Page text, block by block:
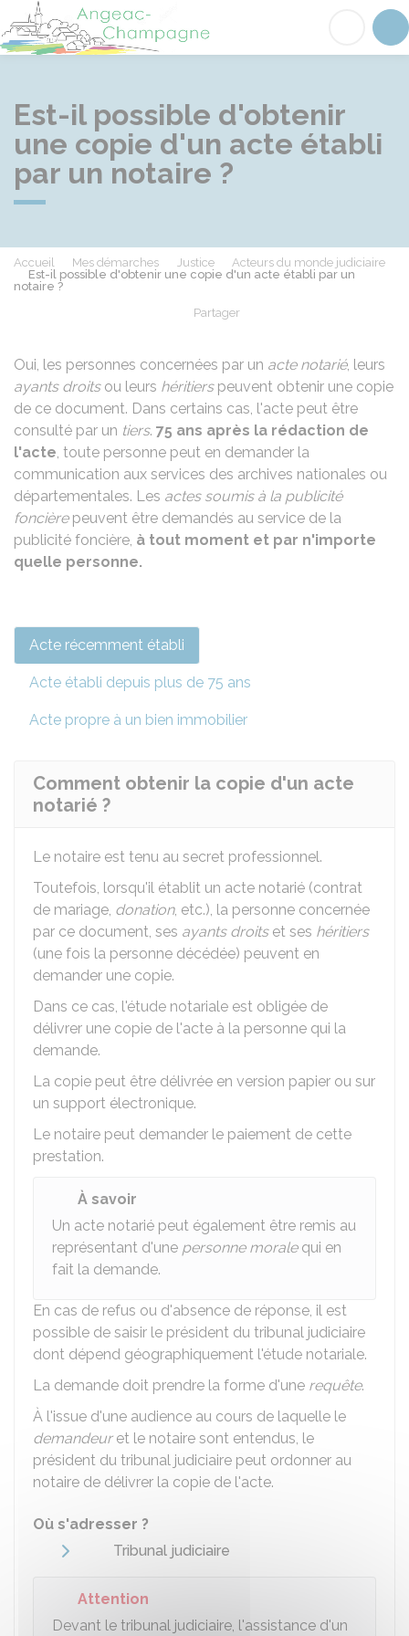
Angeac-Champagne
Est-il possible d'obtenir
une copie d'un acte établi
par un notaire ?
Accueil Mes démarches Justice
Acteurs du monde judiciaire
Est-il possible d'obtenir une copie d'un acte établi par un
notaire ?
Partager
Oui, les personnes concernées par un acte notarié, leurs
ayants droitsou leurs héritierspeuvent obtenir une copie
de ce document. Dans certains cas, l'acte peut être
consulté par un tiers. 75 ans après la rédaction de
l'acte, toute personne peut en demander la
communication aux services des archives nationales ou
départementales. Les actes soumis à la publicité
foncièrepeuvent être demandés au service de la
publicité foncière, à tout moment et par n'importe
quelle personne.
Acte récemment établi
Acte établi depuis plus de 75 ans
Acte propre à un bien immobilier
Comment obtenir la copie d'un acte
notarié ?
Le notaire est tenu au secret professionnel.
Toutefois, lorsqu'il établit un acte notarié (contrat
de mariage, donation, etc.), la personne concernée
par ce document, ses ayants droitset ses héritiers
(une fois la personne décédée) peuvent en
demander une copie.
Dans ce cas, l'étude notariale est obligée de
délivrer une copie de l'acte à la personne qui la
demande.
La copie peut être délivrée en version papier ou sur
un support électronique.
Le notaire peut demander le paiement de cette
prestation.
À savoir
Un acte notarié peut également être remis au
représentant d'une personne moralequi en
fait la demande.
En cas de refus ou d'absence de réponse, il est
possible de saisir le président du tribunal judiciaire
dont dépend géographiquement l'étude notariale.
La demande doit prendre la forme d'une requête.
À l'issue d'une audience au cours de laquelle le
demandeuret le notaire sont entendus, le
président du tribunal judiciaire peut ordonner au
notaire de délivrer la copie de l'acte.
Où s'adresser ?
Tribunal judiciaire
Attention
Devant le tribunal judiciaire, l'assistance d'un